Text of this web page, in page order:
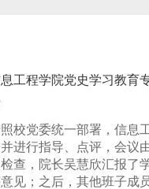
工程学院党史学习教育
校党委统一部署，信
进行指导、点评，会议
查，院长吴慧欣汇报了
见；之后，其他班子成